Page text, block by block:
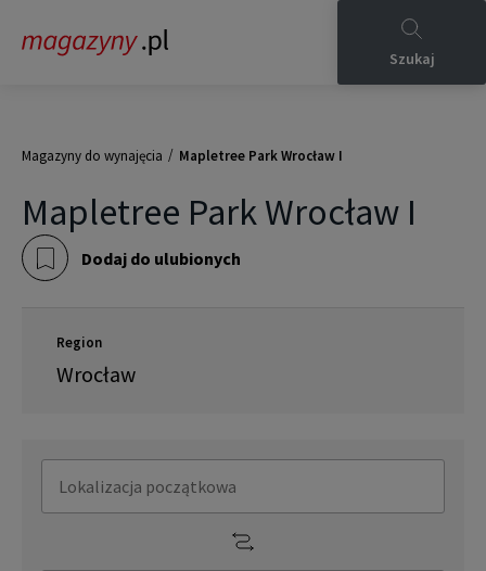
Szukaj
Magazyny do wynajęcia / Mapletree Park Wrocław I
Mapletree Park Wrocław I
Dodaj do ulubionych
Region
Wrocław